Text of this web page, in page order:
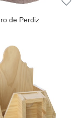
de Perdiz